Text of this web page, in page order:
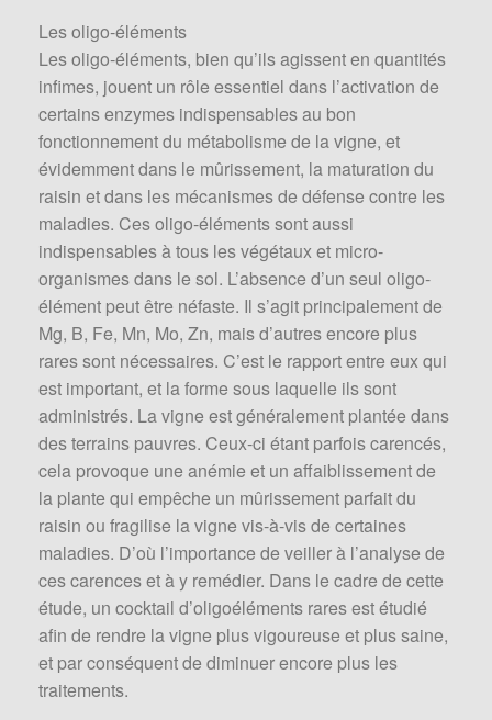
Les oligo-éléments
Les oligo-éléments, bien qu’ils agissent en quantités
infimes, jouent un rôle essentiel dans l’activation de
certains enzymes indispensables au bon
fonctionnement du métabolisme de la vigne, et
évidemment dans le mûrissement, la maturation du
raisin et dans les mécanismes de défense contre les
maladies. Ces oligo-éléments sont aussi
indispensables à tous les végétaux et micro-
organismes dans le sol. L’absence d’un seul oligo-
élément peut être néfaste. Il s’agit principalement de
Mg, B, Fe, Mn, Mo, Zn, mais d’autres encore plus
rares sont nécessaires. C’est le rapport entre eux qui
est important, et la forme sous laquelle ils sont
administrés. La vigne est généralement plantée dans
des terrains pauvres. Ceux-ci étant parfois carencés,
cela provoque une anémie et un affaiblissement de
la plante qui empêche un mûrissement parfait du
raisin ou fragilise la vigne vis-à-vis de certaines
maladies. D’où l’importance de veiller à l’analyse de
ces carences et à y remédier. Dans le cadre de cette
étude, un cocktail d’oligoéléments rares est étudié
afin de rendre la vigne plus vigoureuse et plus saine,
et par conséquent de diminuer encore plus les
traitements.